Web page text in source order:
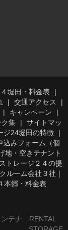
堀田・料金表
交通アクセス
キャンペーン
ク集
サイトマッ
ジ24堀田の特徴
込みフォーム（個
地・空きテナント
トレージ２４の提
ルーム会社３社｜
本郷・料金表
ンテナ RENTAL